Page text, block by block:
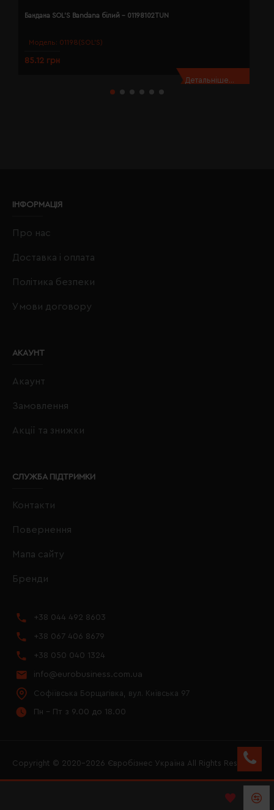
Модель: 01198(SOL’S)
Бандана SOL'S Bandana білий - 01198102TUN
85.12 грн
Детальніше...
ІНФОРМАЦІЯ
Про нас
Доставка і оплата
Політика безпеки
Умови договору
АКАУНТ
Акаунт
Замовлення
Акції та знижки
СЛУЖБА ПІДТРИМКИ
Контакти
Повернення
Мапа сайту
Бренди
+38 044 492 8603
+38 067 406 8679
+38 050 040 1324
info@eurobusiness.com.ua
Софіївська Борщагівка, вул. Київська 97
Пн - Пт з 9.00 до 18.00
Copyright © 2020–2026 Євробізнес Україна All Rights Reserved